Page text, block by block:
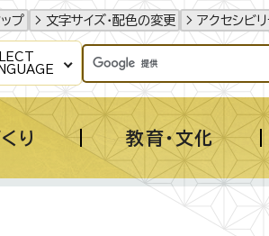
プ 文字サイズ・配色の変更 アクセシビ
り 教育・文化